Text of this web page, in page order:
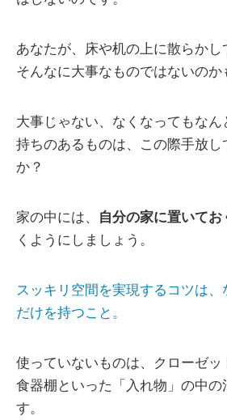
あなたが、床や机の上に散らか
そんなに大事なものではないのか
大事じゃない、なくなってもな
持ちのあるものは、この際手放し
か？
家の中には、 自分の家に置いて
くようにしましょう。
スッキリ空間を実現するコツは
だけを持つこと。
使っていないものは、クローゼッ
食器棚といった「入れ物」の中
す。